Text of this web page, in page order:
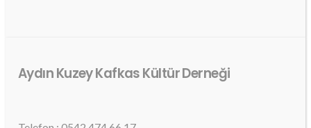
Aydın Kuzey Kafkas Kültür Derneği